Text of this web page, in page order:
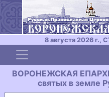
8 августа 2026 г.,
Toggle navigation
ВОРОНЕЖСКАЯ
святых в земле